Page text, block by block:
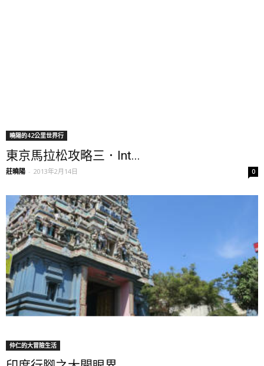
曉陽的42公里世界行
東京馬拉松攻略三．Int...
莊曉陽 - 2013年2月14日 0
仲仁的大冒險生活